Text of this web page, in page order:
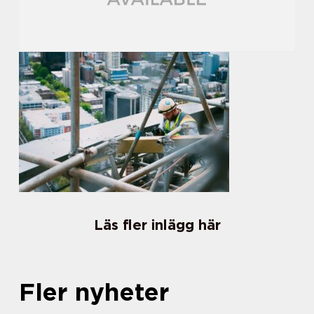
Läs fler inlägg här
Fler nyheter